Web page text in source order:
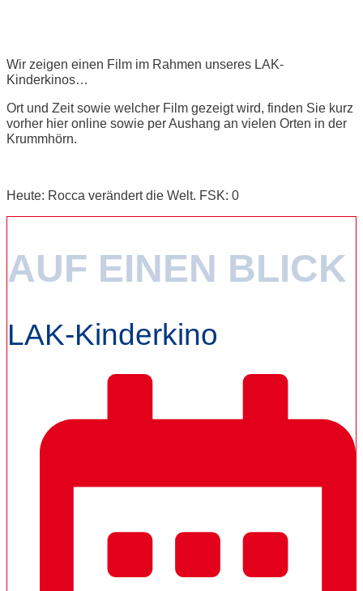
Wir zeigen einen Film im Rahmen unseres LAK-
Kinderkinos…
Ort und Zeit sowie welcher Film gezeigt wird, finden Sie kurz
vorher hier online sowie per Aushang an vielen Orten in der
Krummhörn.
Heute: Rocca verändert die Welt. FSK: 0
AUF EINEN BLICK
LAK-Kinderkino